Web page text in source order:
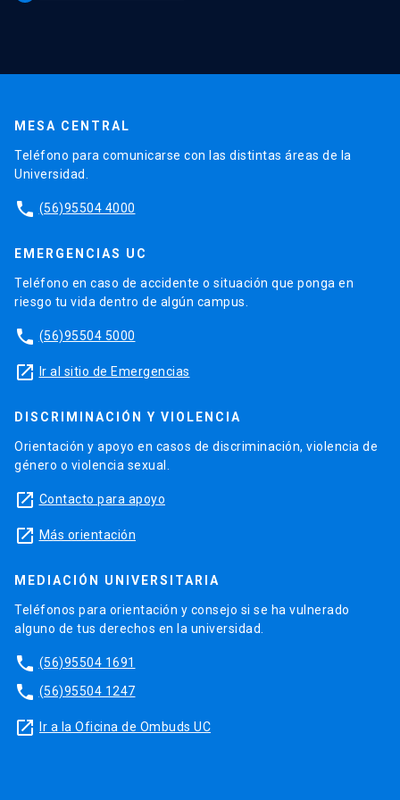
MESA CENTRAL
Teléfono para comunicarse con las distintas áreas de la
Universidad.
phone (56)95504 4000
EMERGENCIAS UC
Teléfono en caso de accidente o situación que ponga en
riesgo tu vida dentro de algún campus.
phone (56)95504 5000
launch Ir al sitio de Emergencias
DISCRIMINACIÓN Y VIOLENCIA
Orientación y apoyo en casos de discriminación, violencia de
género o violencia sexual.
launch Contacto para apoyo
launch Más orientación
MEDIACIÓN UNIVERSITARIA
Teléfonos para orientación y consejo si se ha vulnerado
alguno de tus derechos en la universidad.
phone (56)95504 1691
phone (56)95504 1247
launch Ir a la Oficina de Ombuds UC